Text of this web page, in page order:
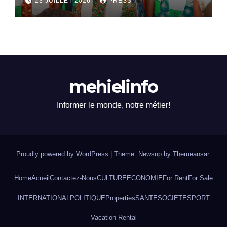
mehielinfo
Informer le monde, notre métier!
Proudly powered by WordPress Theme: Newsup by Themeansar.
HomeAcueil Contactez-NousCULTURE ECONOMIE For RentFor Sale
INTERNATIONALPOLITIQUE PropertiesSANTESOCIETESPORT
Vacation Rental